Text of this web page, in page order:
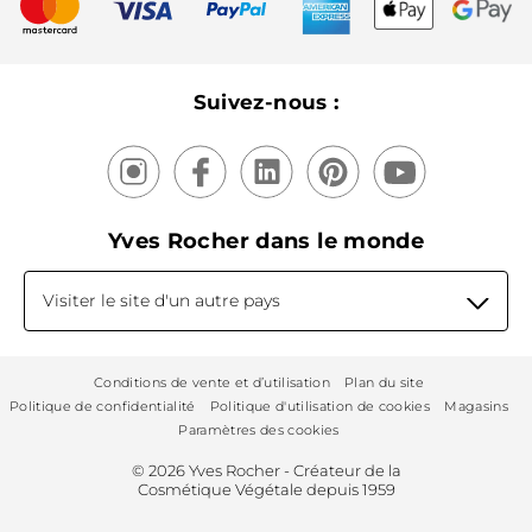
Recyclage
Suivez-nous :
Yves Rocher dans le monde
Visiter le site d'un autre pays
Conditions de vente et d’utilisation
Plan du site
Politique de confidentialité
Politique d'utilisation de cookies
Magasins
Paramètres des cookies
© 2026 Yves Rocher - Créateur de la
Cosmétique Végétale depuis 1959